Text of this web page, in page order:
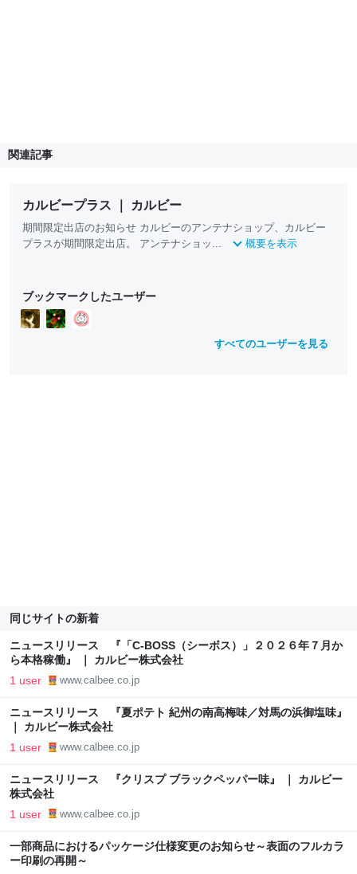
関連記事
カルビープラス ｜ カルビー
期間限定出店のお知らせ カルビーのアンテナショップ、カルビー
プラスが期間限定出店。 アンテナショッ...
概要を表示
ブックマークしたユーザー
すべてのユーザーを見る
同じサイトの新着
ニュースリリース 『「C-BOSS（シーボス）」２０２６年７月か
ら本格稼働』 ｜ カルビー株式会社
1 user www.calbee.co.jp
ニュースリリース 『夏ポテト 紀州の南高梅味／対馬の浜御塩味』
｜ カルビー株式会社
1 user www.calbee.co.jp
ニュースリリース 『クリスプ ブラックペッパー味』 ｜ カルビー
株式会社
1 user www.calbee.co.jp
一部商品におけるパッケージ仕様変更のお知らせ～表面のフルカラ
ー印刷の再開～